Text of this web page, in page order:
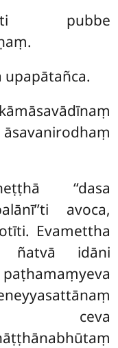
pubbe
upapātañca.
‘‘dasa
avoca,
Evamettha
ñatvā idāni
ceva